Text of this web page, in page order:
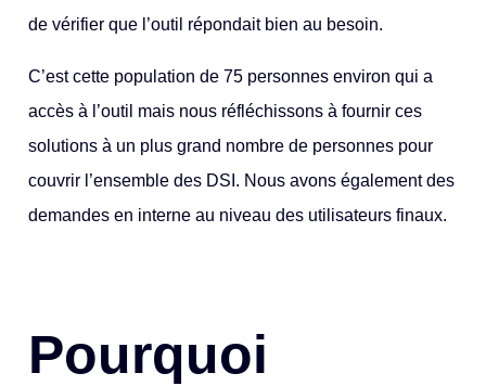
de vérifier que l’outil répondait bien au besoin.
C’est cette population de 75 personnes environ qui a
accès à l’outil mais nous réfléchissons à fournir ces
solutions à un plus grand nombre de personnes pour
couvrir l’ensemble des DSI. Nous avons également des
demandes en interne au niveau des utilisateurs finaux.
Pourquoi